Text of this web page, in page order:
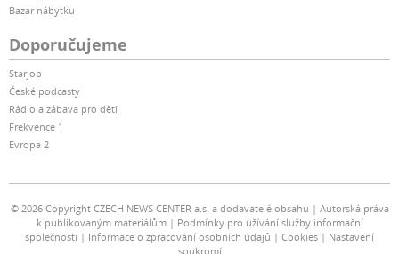
Bazar nábytku
Doporučujeme
Starjob
České podcasty
Rádio a zábava pro děti
Frekvence 1
Evropa 2
© 2026 Copyright CZECH NEWS CENTER a.s. a dodavatelé obsahu
Autorská práva
k publikovaným materiálům
Podmínky pro užívání služby informační
společnosti
Informace o zpracování osobních údajů Cookies
Nastavení
soukromí